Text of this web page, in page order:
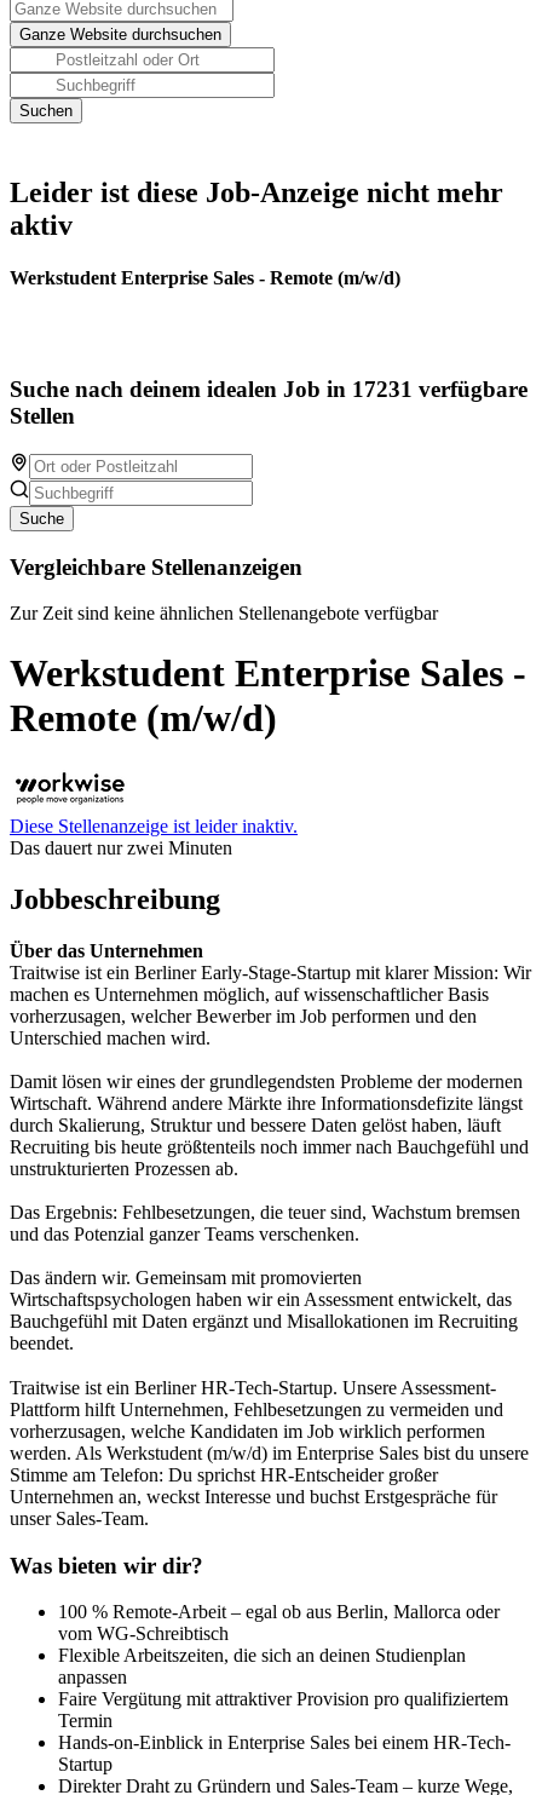
Leider ist diese Job-Anzeige nicht mehr
aktiv
Werkstudent Enterprise Sales - Remote (m/w/d)
Suche nach deinem idealen Job in 17231 verfügbare
Stellen
Suche
Vergleichbare Stellenanzeigen
Zur Zeit sind keine ähnlichen Stellenangebote verfügbar
Werkstudent Enterprise Sales -
Remote (m/w/d)
Diese Stellenanzeige ist leider inaktiv.
Das dauert nur zwei Minuten
Jobbeschreibung
Über das Unternehmen
Traitwise ist ein Berliner Early-Stage-Startup mit klarer Mission: Wir
machen es Unternehmen möglich, auf wissenschaftlicher Basis
vorherzusagen, welcher Bewerber im Job performen und den
Unterschied machen wird.
Damit lösen wir eines der grundlegendsten Probleme der modernen
Wirtschaft. Während andere Märkte ihre Informationsdefizite längst
durch Skalierung, Struktur und bessere Daten gelöst haben, läuft
Recruiting bis heute größtenteils noch immer nach Bauchgefühl und
unstrukturierten Prozessen ab.
Das Ergebnis: Fehlbesetzungen, die teuer sind, Wachstum bremsen
und das Potenzial ganzer Teams verschenken.
Das ändern wir. Gemeinsam mit promovierten
Wirtschaftspsychologen haben wir ein Assessment entwickelt, das
Bauchgefühl mit Daten ergänzt und Misallokationen im Recruiting
beendet.
Traitwise ist ein Berliner HR-Tech-Startup. Unsere Assessment-
Plattform hilft Unternehmen, Fehlbesetzungen zu vermeiden und
vorherzusagen, welche Kandidaten im Job wirklich performen
werden. Als Werkstudent (m/w/d) im Enterprise Sales bist du unsere
Stimme am Telefon: Du sprichst HR-Entscheider großer
Unternehmen an, weckst Interesse und buchst Erstgespräche für
unser Sales-Team.
Was bieten wir dir?
100 % Remote-Arbeit – egal ob aus Berlin, Mallorca oder
vom WG-Schreibtisch
Flexible Arbeitszeiten, die sich an deinen Studienplan
anpassen
Faire Vergütung mit attraktiver Provision pro qualifiziertem
Termin
Hands-on-Einblick in Enterprise Sales bei einem HR-Tech-
Startup
Direkter Draht zu Gründern und Sales-Team – kurze Wege,